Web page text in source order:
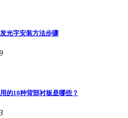
光字安装方法步骤
的10种背部衬板是哪些？